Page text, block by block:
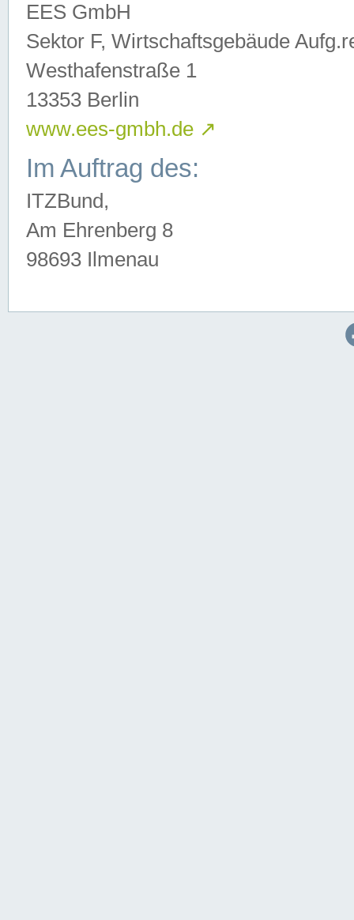
EES GmbH
Sektor F, Wirtschaftsgebäude
Westhafenstraße 1
13353 Berlin
www.ees-gmbh.de ↗
Im Auftrag des:
ITZBund,
Am Ehrenberg 8
98693 Ilmenau